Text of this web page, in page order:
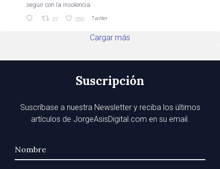
seguir con la insolencia
27 250 Twitter
Cargar más
Suscripción
Suscríbase a nuestra Newsletter y reciba los últimos
artículos de JorgeAsisDigital.com en su email.